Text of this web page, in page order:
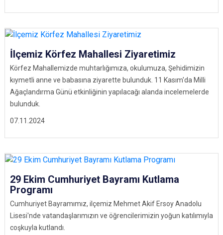
07.11.2024
İlçemiz Körfez Mahallesi Ziyaretimiz
Körfez Mahallemizde muhtarlığımıza, okulumuza, Şehidimizin
kıymetli anne ve babasına ziyarette bulunduk. 11 Kasım'da Milli
Ağaçlandırma Günü etkinliğinin yapılacağı alanda incelemelerde
bulunduk.
29 Ekim Cumhuriyet Bayramı Kutlama
Programı
Cumhuriyet Bayramımız, ilçemiz Mehmet Akif Ersoy Anadolu
Lisesi'nde vatandaşlarımızın ve öğrencilerimizin yoğun katılımıyla
coşkuyla kutlandı.